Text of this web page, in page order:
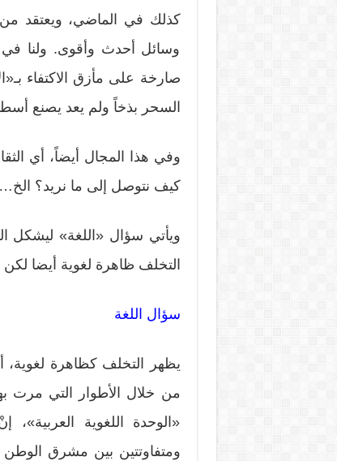
كذلك في الماضي، ويعتقد من
وسائل أحدث وأقوى. ولنا
صارخة على مأزق الاكتفاء
السحر بذخاً ولم يعد يصنع
وفي هذا المجال أيضاً، أي
كيف نتوصل إلى ما نريد؟ الخ…
ويأتي سؤال «اللغة» ليشكل
التخلف ظاهرة لغوية أيضا
سؤال اللغة
يظهر التخلف كظاهرة لغوية،
من خلال الأطوار التي مرت
«الوحدة اللغوية
ومتفاوتتين بين مشرق الوطن